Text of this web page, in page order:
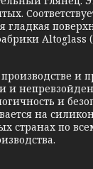
Altoglass
и
и
и
на
странах по